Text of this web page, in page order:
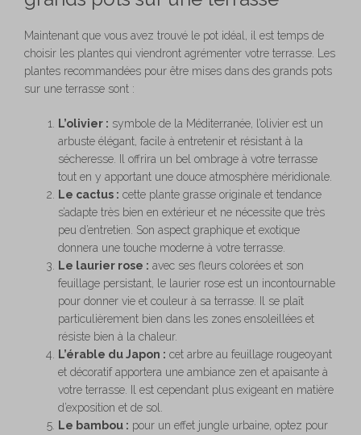
Maintenant que vous avez trouvé le pot idéal, il est temps de
choisir les plantes qui viendront agrémenter votre terrasse. Les
plantes recommandées pour être mises dans des grands pots
sur une terrasse sont :
L’olivier : symbole de la Méditerranée, l’olivier est un
arbuste élégant, facile à entretenir et résistant à la
sécheresse. Il offrira un bel ombrage à votre terrasse
tout en y apportant une douce atmosphère méridionale.
Le cactus : cette plante grasse originale et tendance
s’adapte très bien en extérieur et ne nécessite que très
peu d’entretien. Son aspect graphique et exotique
donnera une touche moderne à votre terrasse.
Le laurier rose : avec ses fleurs colorées et son
feuillage persistant, le laurier rose est un incontournable
pour donner vie et couleur à sa terrasse. Il se plaît
particulièrement bien dans les zones ensoleillées et
résiste bien à la chaleur.
L’érable du Japon : cet arbre au feuillage rougeoyant
et décoratif apportera une ambiance zen et apaisante à
votre terrasse. Il est cependant plus exigeant en matière
d’exposition et de sol.
Le bambou : pour un effet jungle urbaine, optez pour